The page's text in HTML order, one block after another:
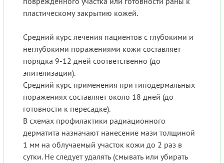
пластическому закрытию кожей.
Средний курс лечения пациентов с глубокими и
неглубокими поражениями кожи составляет
порядка 9-12 дней соответственно (до
эпителизации).
Средний курс применения при гиподермальных
поражениях составляет около 18 дней (до
готовности к пересадке).
В схемах профилактики радиационного
дерматита назначают нанесение мази толщиной
1 мм на облучаемый участок кожи до 2 раз в
сутки. Не следует удалять (смывать или убирать